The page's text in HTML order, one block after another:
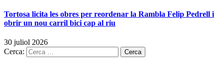
Tortosa licita les obres per reordenar la Rambla Felip Pedrell i
obrir un nou carril bici cap al riu
30 juliol 2026
Cerca: